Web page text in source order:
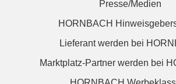
Presse/Medien
HORNBACH
Lieferant werden bei
Marktplatz-Partner werden bei